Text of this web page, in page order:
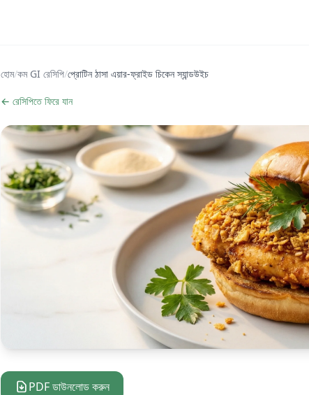
হোম/কম GI রেসিপি/প্রোটিন ঠাসা এয়ার-ফ্রাইড চিকেন স্যান্ডউইচ
← রেসিপিতে ফিরে যান
PDF ডাউনলোড করুন